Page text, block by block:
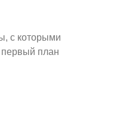
с которыми
план